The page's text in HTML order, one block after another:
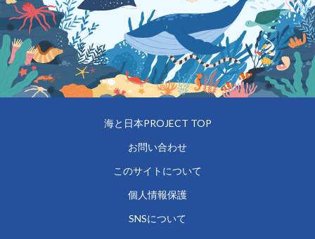
海と日本PROJECT TOP
お問い合わせ
このサイトについて
個人情報保護
SNSについて